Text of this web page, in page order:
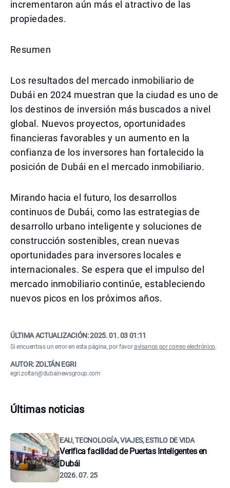
incrementaron aún más el atractivo de las
propiedades.
Resumen
Los resultados del mercado inmobiliario de
Dubái en 2024 muestran que la ciudad es uno de
los destinos de inversión más buscados a nivel
global. Nuevos proyectos, oportunidades
financieras favorables y un aumento en la
confianza de los inversores han fortalecido la
posición de Dubái en el mercado inmobiliario.
Mirando hacia el futuro, los desarrollos
continuos de Dubái, como las estrategias de
desarrollo urbano inteligente y soluciones de
construcción sostenibles, crean nuevas
oportunidades para inversores locales e
internacionales. Se espera que el impulso del
mercado inmobiliario continúe, estableciendo
nuevos picos en los próximos años.
ÚLTIMA ACTUALIZACIÓN:2025. 01. 03 01:11
Si encuentras un error en esta página, por favoravísanos por correo electrónico.
AUTOR: ZOLTÁN EGRI
egri.zoltan@dubainewsgroup.com
Últimas noticias
EAU, TECNOLOGÍA, VIAJES, ESTILO DE VIDA
Verifica facilidad de Puertas Inteligentes en
Dubái
2026. 07. 25